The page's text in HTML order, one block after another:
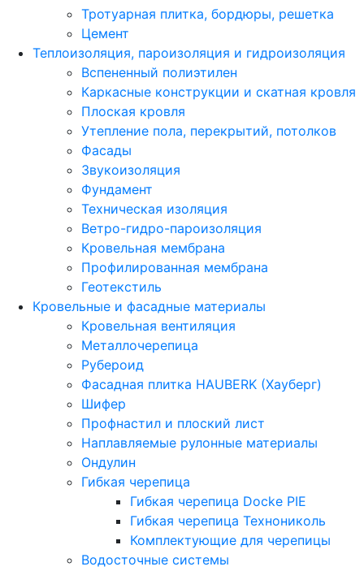
Тротуарная плитка, бордюры, решетка
Цемент
Теплоизоляция, пароизоляция и гидроизоляция
Вспененный полиэтилен
Каркасные конструкции и скатная кровля
Плоская кровля
Утепление пола, перекрытий, потолков
Фасады
Звукоизоляция
Фундамент
Техническая изоляция
Ветро-гидро-пароизоляция
Кровельная мембрана
Профилированная мембрана
Геотекстиль
Кровельные и фасадные материалы
Кровельная вентиляция
Металлочерепица
Рубероид
Фасадная плитка HAUBERK (Хауберг)
Шифер
Профнастил и плоский лист
Наплавляемые рулонные материалы
Ондулин
Гибкая черепица
Гибкая черепица Docke PIE
Гибкая черепица Технониколь
Комплектующие для черепицы
Водосточные системы